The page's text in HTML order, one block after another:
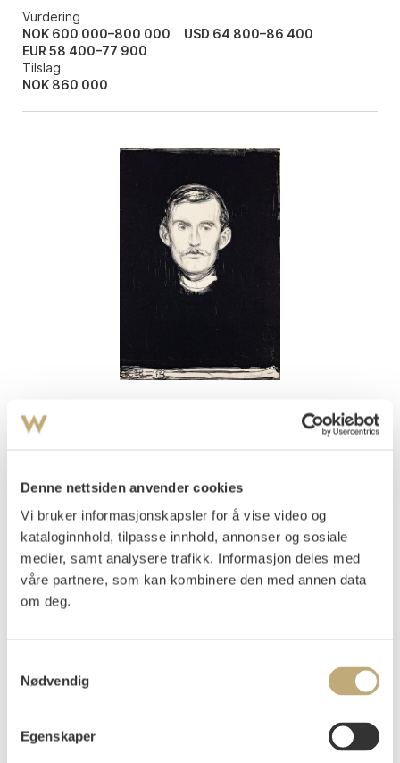
Denne nettsiden anvender cookies
Vi bruker informasjonskapsler for å vise video og
kataloginnhold, tilpasse innhold, annonser og sosiale
medier, samt analysere trafikk. Informasjon deles med
våre partnere, som kan kombinere den med annen data
om deg.
Nødvendig
Egenskaper
Vurdering
NOK 600 000–800 000
USD 64 800–86 400
EUR 58 400–77 900
Tilslag
NOK 860 000
Munch, Edvard
Litografi trykket i svart på tynt kinapapir
Arket: 443x310 mm Motivet: 443x310 mm
Signert med blyant nede t.h.: E Munch
Vurdering
NOK 500 000–700 000
USD 54 000–75 600
EUR 48 700–68 100
Tilslag
NOK500 000